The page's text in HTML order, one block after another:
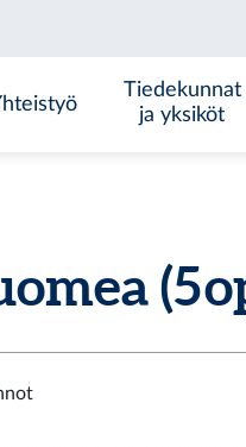
Tiedekunnat
ja yksiköt
(5